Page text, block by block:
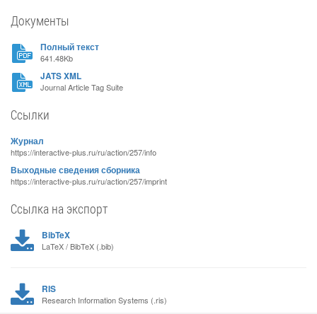
Документы
Полный текст
641.48Kb
JATS XML
Journal Article Tag Suite
Ссылки
Журнал
https://interactive-plus.ru/ru/action/257/info
Выходные сведения сборника
https://interactive-plus.ru/ru/action/257/imprint
Ссылка на экспорт
BibTeX
LaTeX / BibTeX (.bib)
RIS
Research Information Systems (.ris)